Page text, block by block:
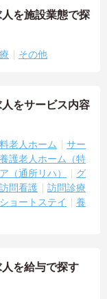
を施設業態で探
その他
をサービス内容
老人ホーム
サー
護老人ホーム（特
（通所リハ）
グ
訪問看護
訪問診療
ショートステイ
養
を給与で探す